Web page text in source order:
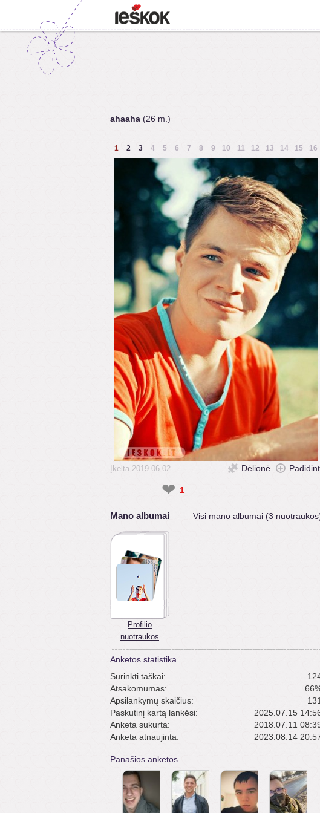
ahaaha (26 m.)
1 2 3 4 5 6 7 8 9 10 11 12 13 14 15 16
Įkelta 2019.06.02 Dėlionė
❤ 1
Mano albumai Visi mano albumai (3
Profilio
nuotraukos
Anketos statistika
Surinkti taškai:
Atsakomumas:
Apsilankymų skaičius:
131
Paskutinį kartą lankėsi:
2025.07.15
Anketa sukurta:
2018.07.11
Anketa atnaujinta:
2023.08.14
Panašios anketos